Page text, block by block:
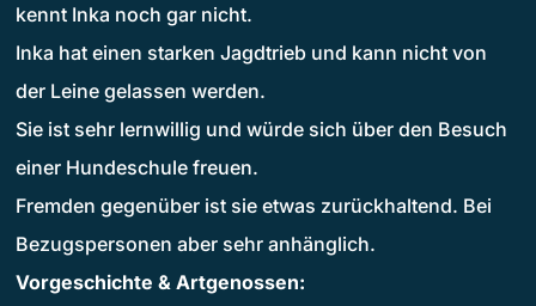
kennt Inka noch gar nicht.
Inka hat einen starken Jagdtrieb und kann nicht von
der Leine gelassen werden.
Sie ist sehr lernwillig und würde sich über den Besuch
einer Hundeschule freuen.
Fremden gegenüber ist sie etwas zurückhaltend. Bei
Bezugspersonen aber sehr anhänglich.
Vorgeschichte & Artgenossen: